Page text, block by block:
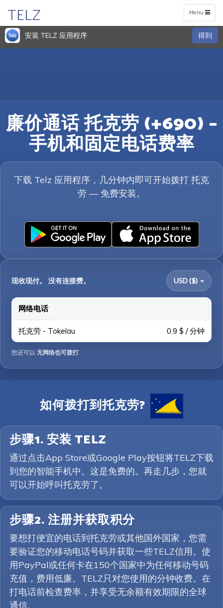
Toggle
navigation
Menu
TELZ
安装 TELZ 应用程序 得到
廉价通话 托克劳 (+690) –
手机和固定电话费率
下载 Telz 应用程序，几分钟内即可开始拨打 托克
劳 — 免费安装。
现收现付。 没有连接费。 USD ($)
网络电话
托克劳 - Tokelau 0.9 $ / 分钟
您还可以 无网络也可拨打.
如何拨打到托克劳?
步骤1. 安装 TELZ
通过点击App Store或Google Play按钮将TELZ下载
到您的智能手机中。这是免费的。再走几步，您就
可以开始呼叫托克劳了。
步骤2. 注册并获取积分
要想打便宜的电话到托克劳或其他国外国家，您需
要验证您的移动电话号码并获取一些TELZ信用。使
用PayPal或任何卡在150个国家中为任何移动号码
充值，费用低廉。TELZ只对您使用的分钟收费。在
打电话前检查费率，并享受无余额有效期限的全球
通信。